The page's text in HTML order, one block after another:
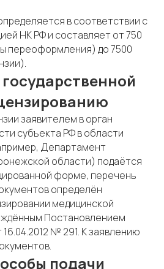
в соответствии с
НК РФ и составляет от 750
переоформления) до 7500
заявителем в орган
субъекта РФ в области
Департамент
области) подаётся
форме, перечень
определён
медицинской
Постановлением
№ 291. К заявлению
подачи